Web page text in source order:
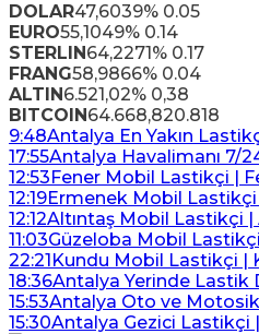
DOLAR47,6039% 0.05
EURO55,1049% 0.14
STERLIN64,2271% 0.17
FRANG58,9866% 0.04
ALTIN6.521,02% 0,38
BITCOIN64.668,820.818
9:48Antalya En Yakın
17:55Antalya Havalimanı 7/
12:53Fener Mobil Lastikçi |
12:19Ermenek Mobil
12:12Altıntaş Mobil Lastikçi |
11:03Güzeloba Mobil Lastikçi
22:21Kundu Mobil Lastikçi |
18:36Antalya Yerinde Lastik
15:53Antalya Oto ve
15:30Antalya Gezici Lastikçi